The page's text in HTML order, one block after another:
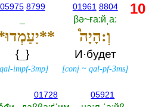
01961 8804
βә~ға:йˌа:‎
וְ:הָיָה֩
И·будет
[conj ~qal-pf-3ms]
05975 8799
**יַעַמְדוּ**
{ _}
qal-impf-3mp]
05921
01728
10